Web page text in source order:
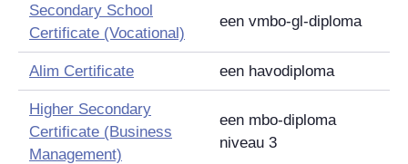
Secondary School
Certificate (Vocational)
een vmbo-gl-diploma
Alim Certificate een havodiploma
Higher Secondary
Certificate (Business
Management)
een mbo-diploma
niveau 3